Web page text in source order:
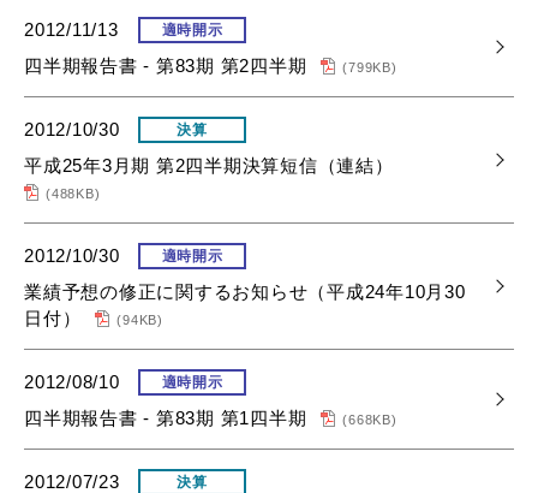
2012/11/13 適時開示
四半期報告書 - 第83期 第2四半期 (799KB)
2012/10/30 決算
平成25年3月期 第2四半期決算短信（連結）
(488KB)
2012/10/30 適時開示
業績予想の修正に関するお知らせ（平成24年10月30
日付）
(94KB)
2012/08/10 適時開示
四半期報告書 - 第83期 第1四半期 (668KB)
2012/07/23 決算